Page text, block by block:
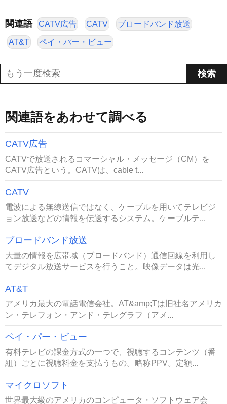
関連語 CATV広告 CATV ブロードバンド放送
AT&T ペイ・パー・ビュー
関連語をあわせて調べる
CATV広告
CATVで放送されるコマーシャル・メッセージ（CM）を
CATV広告という。CATVは、cable t...
CATV
電波による無線送信ではなく、ケーブルを用いてテレビジ
ョン放送などの情報を伝送するシステム。ケーブルテ...
ブロードバンド放送
大量の情報を広帯域（ブロードバンド）通信回線を利用し
てデジタル放送サービスを行うこと。映像データは光...
AT&T
アメリカ最大の電話電信会社。AT&amp;Tは旧社名アメリカ
ン・テレフォン・アンド・テレグラフ（アメ...
ペイ・パー・ビュー
有料テレビの課金方式の一つで、視聴するコンテンツ（番
組）ごとに視聴料金を支払うもの。略称PPV。定額...
マイクロソフト
世界最大級のアメリカのコンピュータ・ソフトウェア会